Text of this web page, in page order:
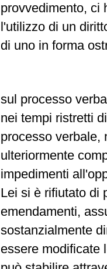
provvedimento, ci
l'utilizzo di un
di uno in forma
sul processo
nei tempi ristretti
processo verbale,
ulteriormente
impedimenti
Lei si è rifiutato di
emendamenti,
sostanzialmente
essere modificate